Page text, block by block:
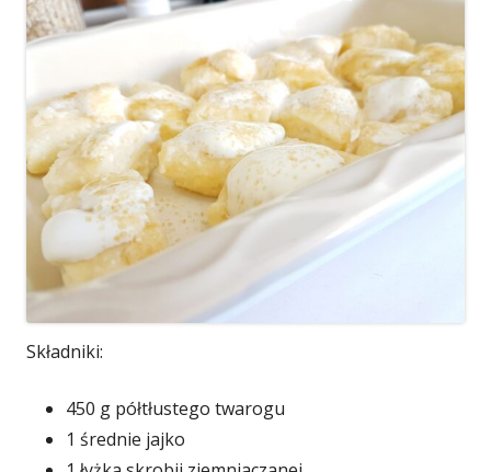
Składniki:
450 g półtłustego twarogu
1 średnie jajko